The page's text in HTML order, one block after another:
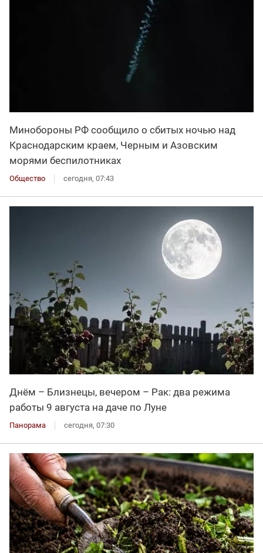
Минобороны РФ сообщило о сбитых ночью над
Краснодарским краем, Черным и Азовским
морями беспилотниках
Общество сегодня, 07:43
Днём – Близнецы, вечером – Рак: два режима
работы 9 августа на даче по Луне
Панорама сегодня, 07:30